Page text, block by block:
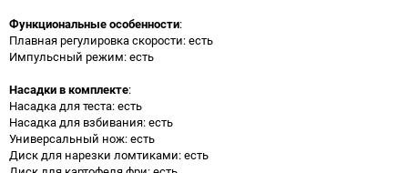
Функциональные особенности:
Плавная регулировка скорости: есть
Импульсный режим: есть
Насадки в комплекте:
Насадка для теста: есть
Насадка для взбивания: есть
Универсальный нож: есть
Диск для нарезки ломтиками: есть